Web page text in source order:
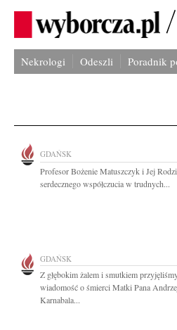
Nekrologi Odeszli Poradnik
GDAŃSK
Profesor Bożenie Matuszczyk i Jej
serdecznego współczucia w trudnych...
GDAŃSK
Z głębokim żalem i smutkiem
wiadomość o śmierci Matki Pana
Karnabala...